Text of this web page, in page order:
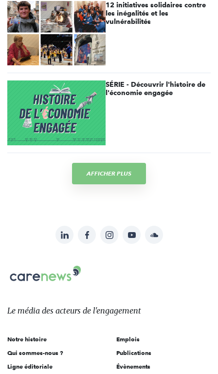
12 initiatives solidaires contre
les inégalités et les
vulnérabilités
SÉRIE - Découvrir l'histoire de
l'économie engagée
AFFICHER PLUS
sur:
LinkedInFacebookInstagramYouTubeSoundcloud
Carenews,
Le
des
l'engagement
Le média des acteurs de l'engagement
Notre histoire
Qui sommes-nous ?
Ligne éditoriale
Emplois
Publications
Évènements